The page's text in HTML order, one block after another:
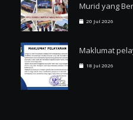
Murid yang
20 Jul 2026
Maklumat
18 Jul 2026